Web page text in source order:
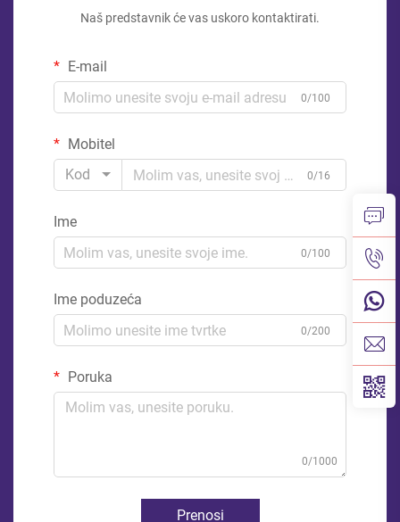
Naš predstavnik će vas uskoro kontaktirati.
E-mail
0/100
Mobitel
Kod
0/16
Ime
0/100
Ime poduzeća
0/200
Poruka
0/1000
Prenosi